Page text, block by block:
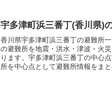
宇多津町浜三番丁(香川県)
香川県宇多津町浜三番丁の避難所
の避難所を地震・洪水・津波・火
ります。宇多津町浜三番丁の中心
所を中心点として避難所情報をま